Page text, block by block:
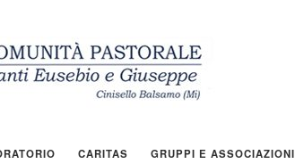
CARITAS GRUPPI E ASSOCIAZIONI